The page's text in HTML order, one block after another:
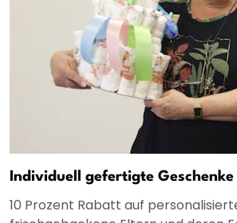
Individuell gefertigte
10 Prozent Rabatt auf